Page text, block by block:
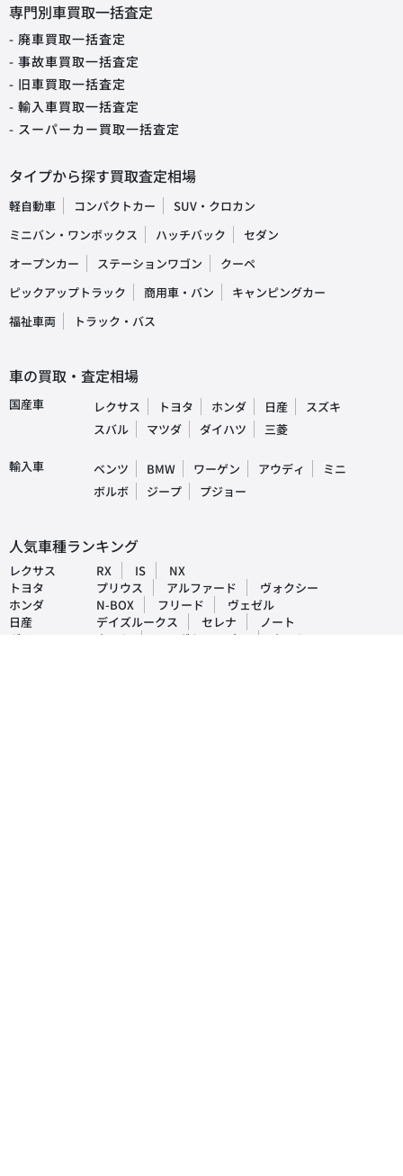
専門別車買取一括査定
- 廃車買取一括査定
- 事故車買取一括査定
- 旧車買取一括査定
- 輸入車買取一括査定
- スーパーカー買取一括査定
タイプから探す買取査定相場
軽自動車 コンパクトカー
SUV・クロカン
ミニバン・ワンボックス
ハッチバック
セダン
オープンカー
ステーションワゴン
クーペ
ピックアップトラック
商用車・バン
キャンピングカー
福祉車両
トラック・バス
車の買取・査定相場
国産車 レクサス トヨタ ホンダ 日産
スズキ
スバル
マツダ ダイハツ 三菱
輸入車 ベンツ BMW ワーゲン アウディ
ミニ
ボルボ
ジープ プジョー
人気車種ランキング
レクサス RX IS
NX
トヨタ
プリウス アルファード
ヴォクシー
ホンダ
N-BOX フリード
ヴェゼル
日産
デイズルークス セレナ
ノート
ダイハツ
タント ムーヴキャンパス
タフト